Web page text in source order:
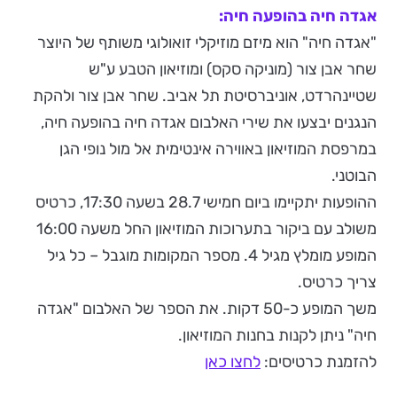
אגדה חיה בהופעה חיה:
"אגדה חיה" הוא מיזם מוזיקלי זואולוגי משותף של היוצר
שחר אבן צור (מוניקה סקס) ומוזיאון הטבע ע"ש
שטיינהרדט, אוניברסיטת תל אביב. שחר אבן צור ולהקת
הנגנים יבצעו את שירי האלבום אגדה חיה בהופעה חיה,
במרפסת המוזיאון באווירה אינטימית אל מול נופי הגן
הבוטני.
ההופעות יתקיימו ביום חמישי 28.7 בשעה 17:30, כרטיס
משולב עם ביקור בתערוכות המוזיאון החל משעה 16:00
המופע מומלץ מגיל 4. מספר המקומות מוגבל – כל גיל
צריך כרטיס.
משך המופע כ-50 דקות. את הספר של האלבום "אגדה
חיה" ניתן לקנות בחנות המוזיאון.
להזמנת כרטיסים: לחצו כאן